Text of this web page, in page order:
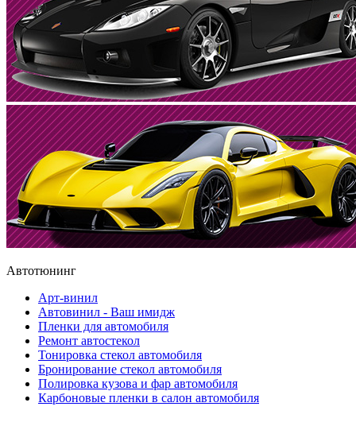
Автотюнинг
Арт-винил
Автовинил - Ваш имидж
Пленки для автомобиля
Ремонт автостекол
Тонировка стекол автомобиля
Бронирование стекол автомобиля
Полировка кузова и фар автомобиля
Карбоновые пленки в салон автомобиля